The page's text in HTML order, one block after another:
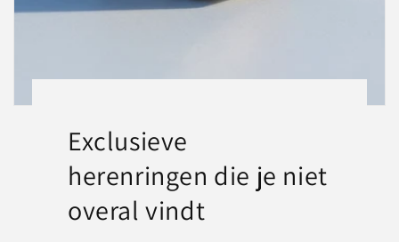
Exclusieve
herenringen die je niet
overal vindt